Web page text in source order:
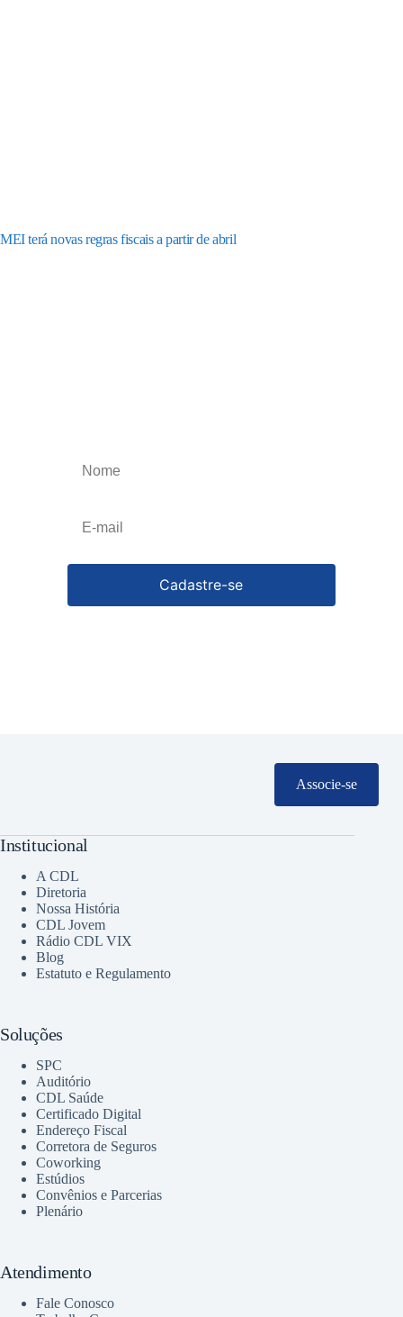
MEI terá novas regras fiscais a partir de abril
Cadastre-se
Associe-se
Institucional
A CDL
Diretoria
Nossa História
CDL Jovem
Rádio CDL VIX
Blog
Estatuto e Regulamento
Soluções
SPC
Auditório
CDL Saúde
Certificado Digital
Endereço Fiscal
Corretora de Seguros
Coworking
Estúdios
Convênios e Parcerias
Plenário
Atendimento
Fale Conosco